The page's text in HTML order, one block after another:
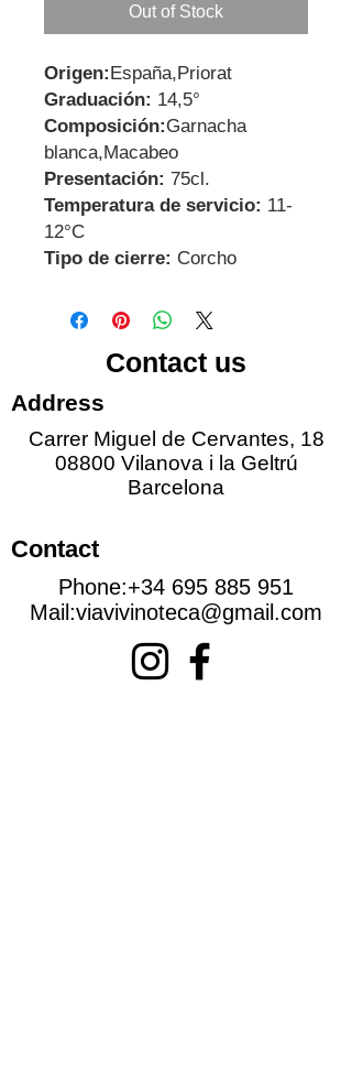
Out of Stock
Origen:España,Priorat
Graduación: 14,5°
Composición:Garnacha
blanca,Macabeo
Presentación: 75cl.
Temperatura de servicio: 11-
12°C
Tipo de cierre: Corcho
Contact us
Address
Carrer Miguel de Cervantes, 18
08800 Vilanova i la Geltrú
Barcelona
Contact
Phone:+34 695 885 951
Mail:viavivinoteca@gmail.com